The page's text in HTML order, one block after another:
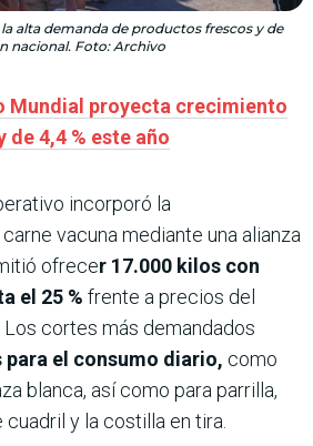
alta demanda de productos frescos y de
nacional. Foto: Archivo
Mundial proyecta crecimiento
de 4,4 % este año
incorporó la
vacuna mediante una alianza
ofrecer 17.000 kilos con
el 25 % frente a precios del
cortes más demandados
para el consumo diario, como
blanca, así como para parrilla,
y la costilla en tira.